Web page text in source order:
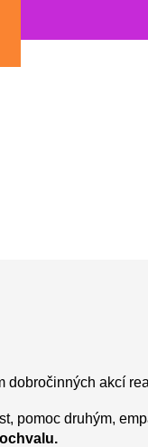
akcí
pomoc druhým,